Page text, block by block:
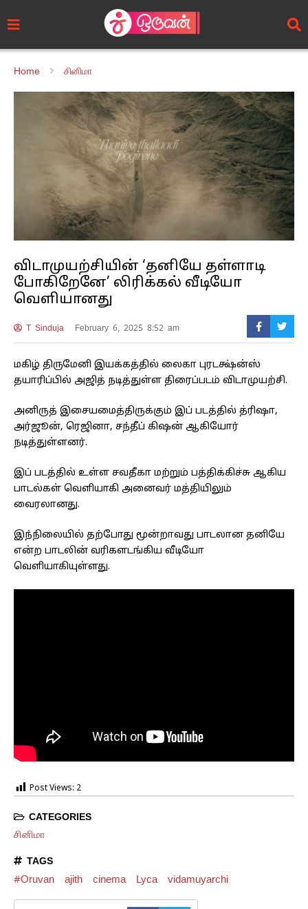
Home சினிமா
விடாமுயற்சியின் ‘தனியே தள்ளாடி
போகிறேனே’ லிரிக்கல் வீடியோ
வெளியானது
T Sinduja February 6, 2025 8:52 am
மகிழ் திருமேனி இயக்கத்தில் லைகா புரடக்ஷ்ன்ஸ்
தயாரிப்பில் அஜித் நடித்துள்ள திரைப்படம் விடாமுயற்சி.
அனிருத் இசையமைத்திருக்கும் இப் படத்தில் த்ரிஷா,
அர்ஜூன், ரெஜினா, சந்தீப் கிஷன் ஆகியோர்
நடித்துள்ளனர்.
இப் படத்தில் உள்ள சவதீகா மற்றும் பத்திக்கிச்சு ஆகிய
பாடல்கள் வெளியாகி அனைவர் மத்தியிலும்
வைரலானது.
இந்நிலையில் தற்போது மூன்றாவது பாடலான தனியே
என்ற பாடலின் வரிகளடங்கிய வீடியோ
வெளியாகியுள்ளது.
Post Views: 2
CATEGORIES
சினிமா
TAGS
#Oruvan ajith cinema Lyca vidamuyarchi